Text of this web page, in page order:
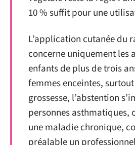
10 % suffit pour une
L’application cutanée du
concerne uniquement les
enfants de plus de trois
femmes enceintes,
grossesse, l’abstention
personnes asthmatiques,
une maladie chronique,
préalable un